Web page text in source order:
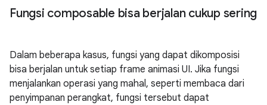
Fungsi composable bisa berjalan cukup sering
Dalam beberapa kasus, fungsi yang dapat dikomposisi
bisa berjalan untuk setiap frame animasi UI. Jika fungsi
menjalankan operasi yang mahal, seperti membaca dari
penyimpanan perangkat, fungsi tersebut dapat